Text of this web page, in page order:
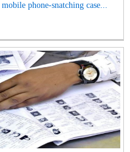
phone-snatching case...